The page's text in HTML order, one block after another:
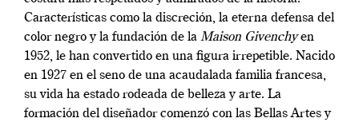
Características como la discreción, la eterna defensa del
color negro y la fundación de la Maison Givenchyen
1952, le han convertido en una figura irrepetible. Nacido
en 1927 en el seno de una acaudalada familia francesa,
su vida ha estado rodeada de belleza y arte. La
formación del diseñador comenzó con las Bellas Artes y